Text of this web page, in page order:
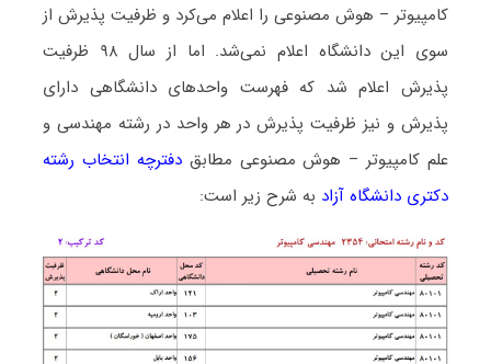
کامپیوتر – هوش مصنوعی را اعلام می‌کرد و ظرفیت پذیرش از
سوی این دانشگاه اعلام نمی‌شد. اما از سال ۹۸ ظرفیت
پذیرش اعلام شد که فهرست واحدهای دانشگاهی دارای
پذیرش و نیز ظرفیت پذیرش در هر واحد در رشته مهندسی و
علم کامپیوتر – هوش مصنوعی مطابقدفترچه انتخاب رشته
دکتری دانشگاه آزاد به شرح زیر است: